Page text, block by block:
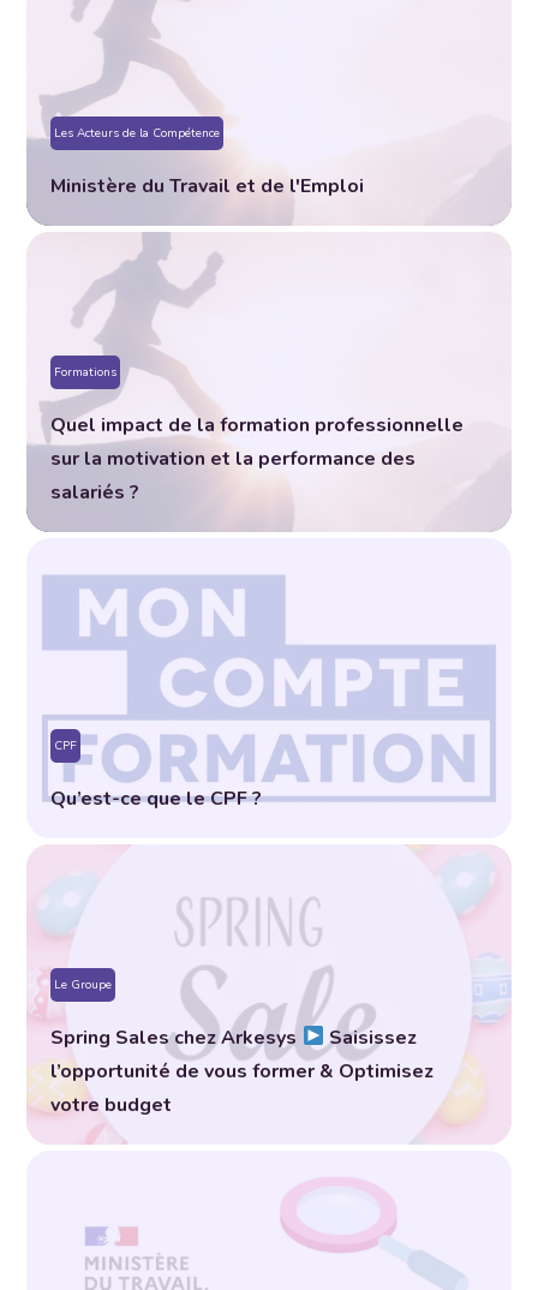
Les Acteurs de la Compétence
Ministère du Travail et de l'Emploi
Formations
Quel impact de la formation professionnelle
sur la motivation et la performance des
salariés ?
CPF
Qu’est-ce que le CPF ?
Le Groupe
Spring Sales chez Arkesys
Saisissez
l’opportunité de vous former & Optimisez
votre budget